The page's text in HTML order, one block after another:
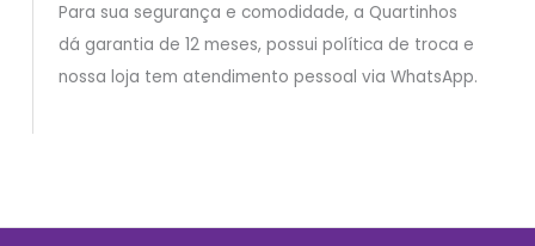
Para sua segurança e comodidade, a Quartinhos
dá garantia de 12 meses, possui política de troca e
nossa loja tem atendimento pessoal via WhatsApp.